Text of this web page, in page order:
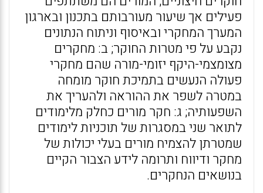
פעילים אך שיעור מעורבותם בתכנון ובארגון
המערך המחקרי ובאיסוף וניתוח הנתונים
נקבע על פי מטרות החוקר; ב: מחקרים
מצומצמי-היקף יזומי-מורה שהם מחקרי
פעולה הנעשים בתמיכת חוקר מומחה
במטרה לשפר את ההוראה ולהעריך את
השפעותיה; ג: חקר מורים כחלק מלימודים
לתואר שני במסגרות של תוכניות לימודים
שמטרתן להצמיח מורים בעלי יכולות של
מחקר ודיווח ותרומה לידע הצבור הקיים
בנושאים הנחקרים.